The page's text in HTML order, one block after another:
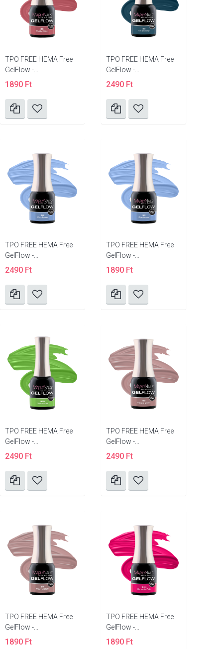
TPO FREE HEMA Free
GelFlow -...
1890 Ft
TPO FREE HEMA Free
GelFlow -...
2490 Ft
TPO FREE HEMA Free
GelFlow -...
2490 Ft
TPO FREE HEMA Free
GelFlow -...
1890 Ft
TPO FREE HEMA Free
GelFlow -...
2490 Ft
TPO FREE HEMA Free
GelFlow -...
2490 Ft
TPO FREE HEMA Free
GelFlow -...
1890 Ft
TPO FREE HEMA Free
GelFlow -...
1890 Ft